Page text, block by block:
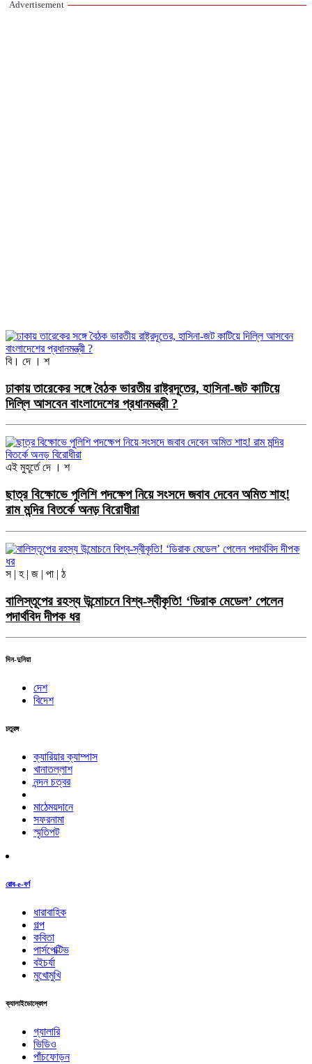
Advertisement
বি। দে । শ
ঢাকায় তারেকের সঙ্গে বৈঠক ভারতীয় রাষ্ট্রদূতের, হাসিনা-জট কাটিয়ে
দিল্লি আসবেন বাংলাদেশের প্রধানমন্ত্রী ?
এই মুহূর্তে দে । শ
ছাত্র বিক্ষোভে পুলিশি পদক্ষেপ নিয়ে সংসদে জবাব দেবেন অমিত শাহ!
রাম মন্দির বিতর্কে অনড় বিরোধীরা
স | হ | জ | পা | ঠ
বালিস্তূপের রহস্য উন্মোচনে বিশ্ব-স্বীকৃতি! ‘ডিরাক মেডেল’ পেলেন
পদার্থবিদ দীপক ধর
দিন-দুনিয়া
দেশ
বিদেশ
চতুরঙ্গ
ক্যারিয়ার ক্যাম্পাস
খানাতল্লাশ
নন্দন চত্বর
মাঠেময়দানে
সফরনামা
স্মৃতিপট
রোব-e-বর্ণ
ধারাবাহিক
গল্প
কবিতা
পার্সপেক্টিভ
বইচর্যা
মুখোমুখি
ক্যালাইডোস্কোপ
গ্যালারি
ভিডিও
পাঁচফোড়ন